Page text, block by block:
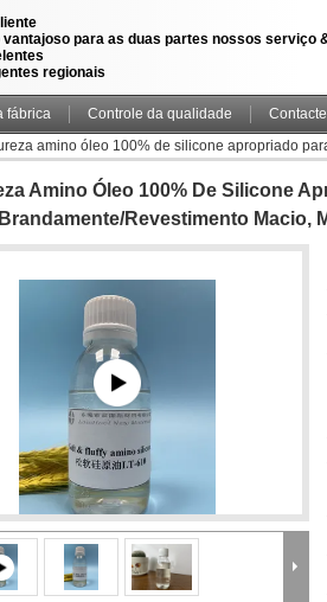
vantajoso para as duas partes nossos serviço
regionais
fábrica Controle da qualidade
amino óleo 100% de silicone apropriado
Amino Óleo 100% De Silicone
revestimento Macio,